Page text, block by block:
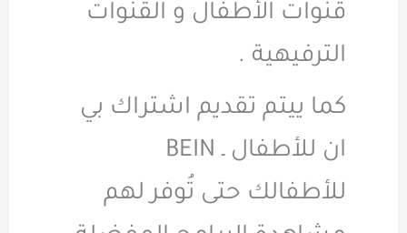
قنوات الأطفال و القنوات
الترفيهية .
كما ييتم تقديم اشتراك بي
ان للأطفال ـ BEIN
للأطفالك حتى تُوفر لهم